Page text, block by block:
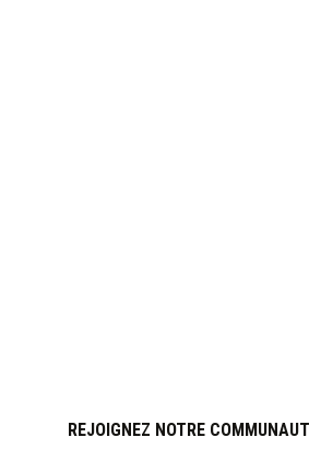
REJOIGNEZ NOTRE